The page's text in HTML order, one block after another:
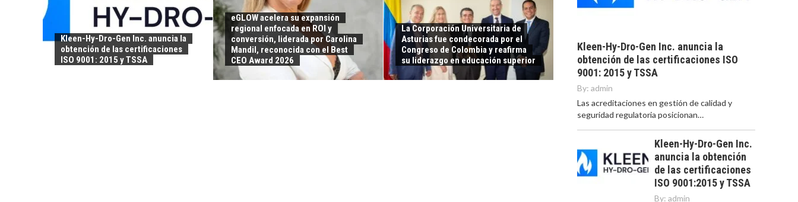
Kleen-Hy-Dro-Gen Inc. anuncia la
obtención de las certificaciones
ISO 9001: 2015 y TSSA
eGLOW acelera su expansión
regional enfocada en ROI y
conversión, liderada por Carolina
Mandil, reconocida con el Best
CEO Award 2026
La Corporación Universitaria de
Asturias fue condecorada por el
Congreso de Colombia y reafirma
su liderazgo en educación superior
Kleen-Hy-Dro-Gen Inc. anuncia la
obtención de las certificaciones ISO
9001: 2015 y TSSA
By: admin
Las acreditaciones en gestión de calidad y
seguridad regulatoria posicionan…
Kleen-Hy-Dro-Gen Inc.
anuncia la obtención
de las certificaciones
ISO 9001:2015 y TSSA
By: admin